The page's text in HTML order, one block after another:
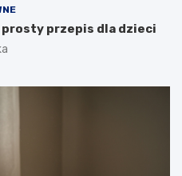
prosty przepis dla dzieci